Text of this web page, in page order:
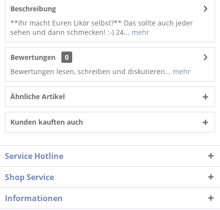
Beschreibung
**Ihr macht Euren Likör selbst?** Das sollte auch jeder
sehen und dann schmecken! :-) 24... mehr
Bewertungen
0
Bewertungen lesen, schreiben und diskutieren... mehr
Ähnliche Artikel
Kunden kauften auch
Service Hotline
Shop Service
Informationen